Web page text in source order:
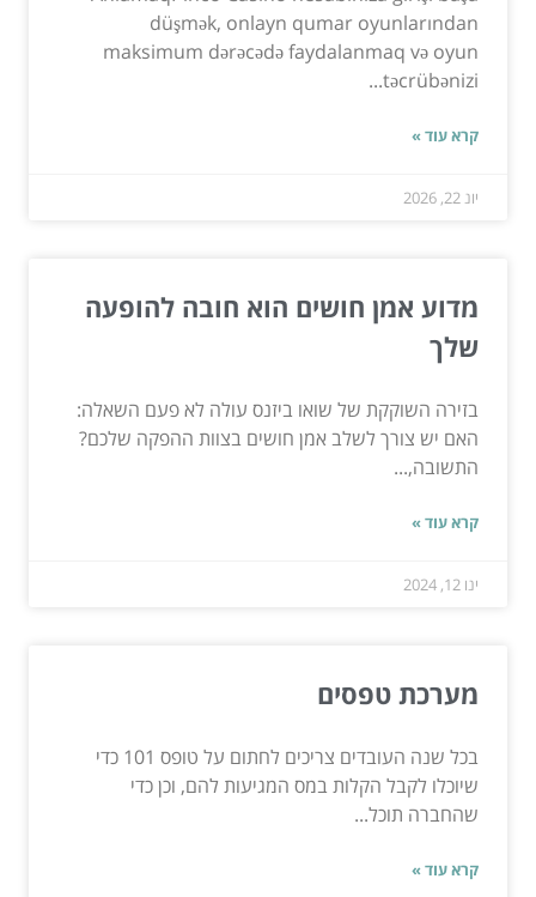
düşmək, onlayn qumar oyunlarından
maksimum dərəcədə faydalanmaq və oyun
təcrübənizi...
קרא עוד »
יונ 22, 2026
מדוע אמן חושים הוא חובה להופעה
שלך
בזירה השוקקת של שואו ביזנס עולה לא פעם השאלה:
האם יש צורך לשלב אמן חושים בצוות ההפקה שלכם?
התשובה,...
קרא עוד »
ינו 12, 2024
מערכת טפסים
בכל שנה העובדים צריכים לחתום על טופס 101 כדי
שיוכלו לקבל הקלות במס המגיעות להם, וכן כדי
שהחברה תוכל...
קרא עוד »